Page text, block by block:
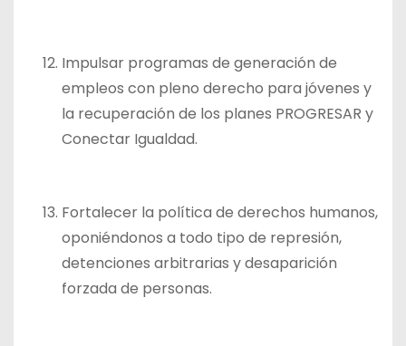
Impulsar programas de generación de
empleos con pleno derecho para jóvenes y
la recuperación de los planes PROGRESAR y
Conectar Igualdad.
Fortalecer la política de derechos humanos,
oponiéndonos a todo tipo de represión,
detenciones arbitrarias y desaparición
forzada de personas.